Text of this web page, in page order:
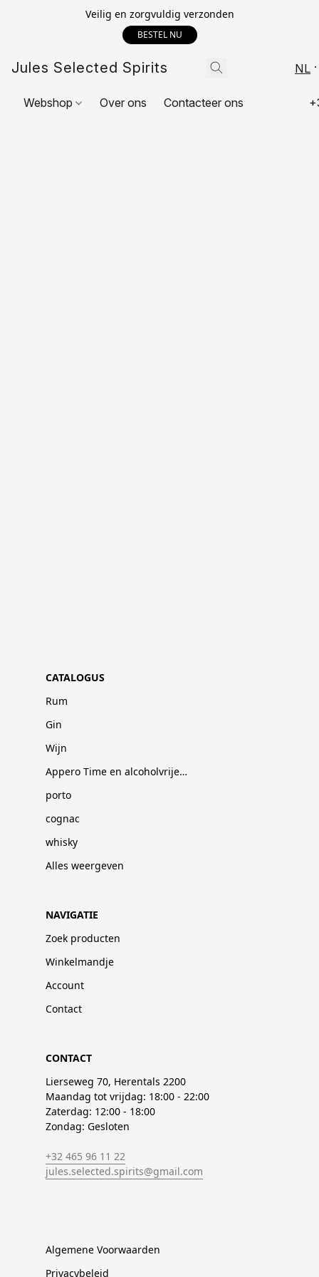
Veilig en zorgvuldig verzonden
BESTEL NU
Jules Selected Spirits NL
Webshop Over ons Contacteer ons
CATALOGUS
Rum
Gin
Wijn
Appero Time en alcoholvrije dranken
porto
cognac
whisky
Alles weergeven
NAVIGATIE
Zoek producten
Winkelmandje
Account
Contact
CONTACT
Lierseweg 70, Herentals 2200
Maandag tot vrijdag: 18:00 - 22:00
Zaterdag: 12:00 - 18:00
Zondag: Gesloten
+32 465 96 11 22
jules.selected.spirits@gmail.com
Algemene Voorwaarden
Privacybeleid